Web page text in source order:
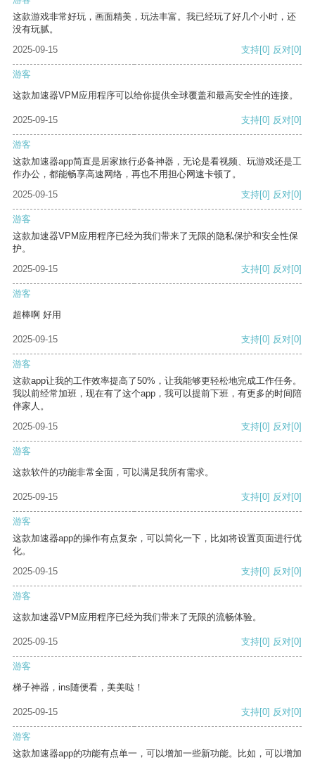
这款游戏非常好玩，画面精美，玩法丰富。我已经玩了好几个小时，还
没有玩腻。
2025-09-15
支持[0] 反对[0]
游客
这款加速器VPM应用程序可以给你提供全球覆盖和最高安全性的连接。
2025-09-15 支持[0] 反对[0]
游客
这款加速器app简直是居家旅行必备神器，无论是看视频、玩游戏还是工
作办公，都能畅享高速网络，再也不用担心网速卡顿了。
2025-09-15
支持[0] 反对[0]
游客
这款加速器VPM应用程序已经为我们带来了无限的隐私保护和安全性保
护。
2025-09-15
支持[0] 反对[0]
游客
超棒啊 好用
2025-09-15 支持[0] 反对[0]
游客
这款app让我的工作效率提高了50%，让我能够更轻松地完成工作任务。
我以前经常加班，现在有了这个app，我可以提前下班，有更多的时间陪
伴家人。
2025-09-15
支持[0] 反对[0]
游客
这款软件的功能非常全面，可以满足我所有需求。
2025-09-15 支持[0] 反对[0]
游客
这款加速器app的操作有点复杂，可以简化一下，比如将设置页面进行优
化。
2025-09-15
支持[0] 反对[0]
游客
这款加速器VPM应用程序已经为我们带来了无限的流畅体验。
2025-09-15 支持[0] 反对[0]
游客
梯子神器，ins随便看，美美哒！
2025-09-15 支持[0] 反对[0]
游客
这款加速器app的功能有点单一，可以增加一些新功能。比如，可以增加